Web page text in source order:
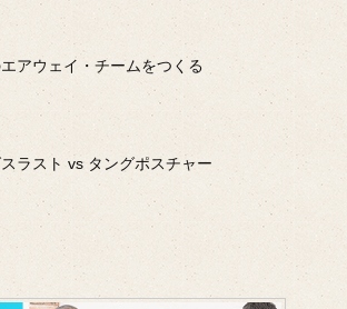
アウェイ・チームをつくる
ラスト vs タングポスチャー